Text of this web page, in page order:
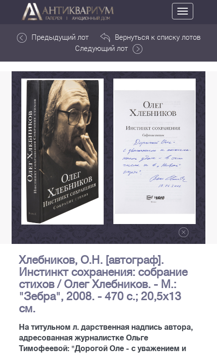
Toggle
navigation
Предыдущий лот
Вернуться к списку лотов
Следующий лот
Хлебников, О.Н. [автограф].
Инстинкт сохранения: собрание
стихов / Олег Хлебников. - М.:
"Зебра", 2008. - 470 с.; 20,5х13
см.
На титульном л. дарственная надпись автора,
адресованная журналистке Ольге
Тимофеевой: "Дорогой Оле - с уважением и